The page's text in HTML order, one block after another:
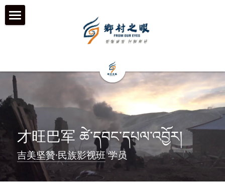
何为「乡村之眼」
我们的历程
团队成员
加入我们
工作伙伴 & 项目 & 宣传片
在地合作组织
乡村拍客-影行者
青年影像行动者-乡语者
历年影像
媒体聚焦
支持我们
才旺巴军 ཚེ་དབང་དཔལ་འབྱོར།
吉美坚贊·民族影视班 学员